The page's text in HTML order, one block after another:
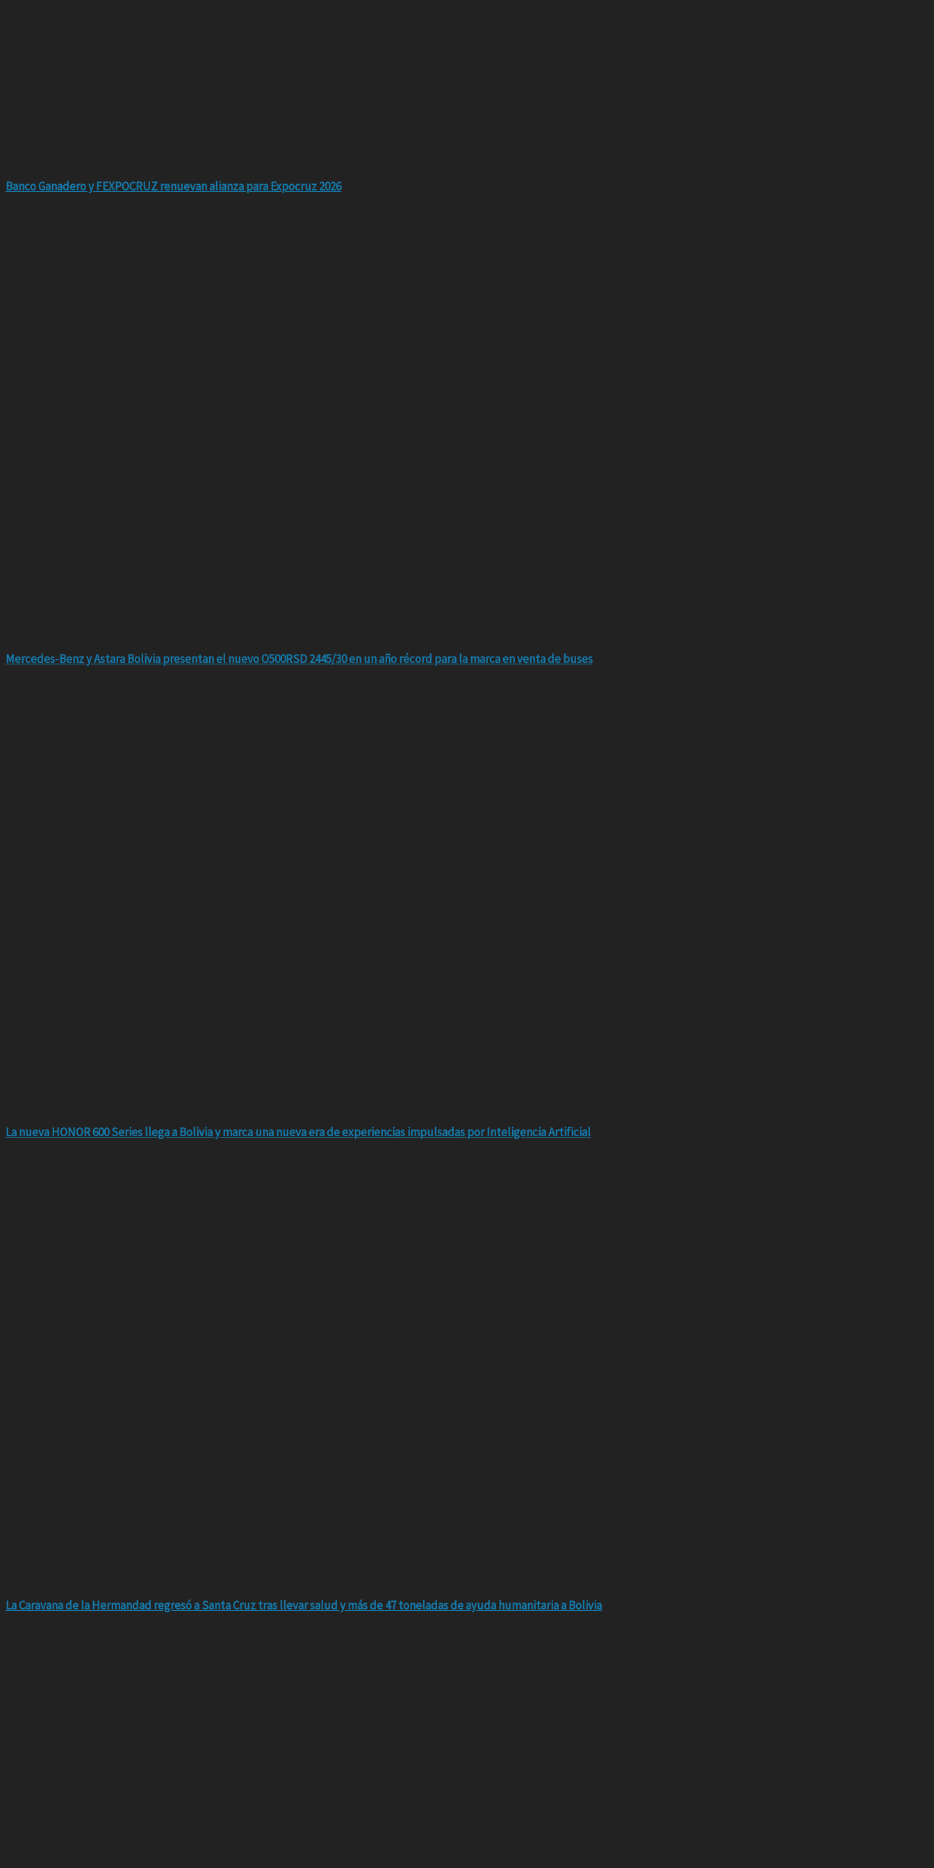
Banco Ganadero y FEXPOCRUZ renuevan alianza para Expocruz 2026
Mercedes-Benz y Astara Bolivia presentan el nuevo O500RSD 2445/30 en un año récord para la marca en venta de buses
La nueva HONOR 600 Series llega a Bolivia y marca una nueva era de experiencias impulsadas por Inteligencia Artificial
La Caravana de la Hermandad regresó a Santa Cruz tras llevar salud y más de 47 toneladas de ayuda humanitaria a Bolivia